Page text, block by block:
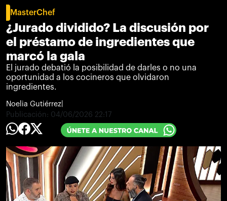
MasterChef
¿Jurado dividido? La discusión por
el préstamo de ingredientes que
marcó la gala
El jurado debatió la posibilidad de darles o no una
oportunidad a los cocineros que olvidaron
ingredientes.
Noelia Gutiérrez
Publicación: 04/06/2026 22:17